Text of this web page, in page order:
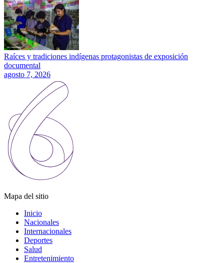
Raíces y tradiciones indígenas protagonistas de exposición
documental
agosto 7, 2026
Mapa del sitio
Inicio
Nacionales
Internacionales
Deportes
Salud
Entretenimiento